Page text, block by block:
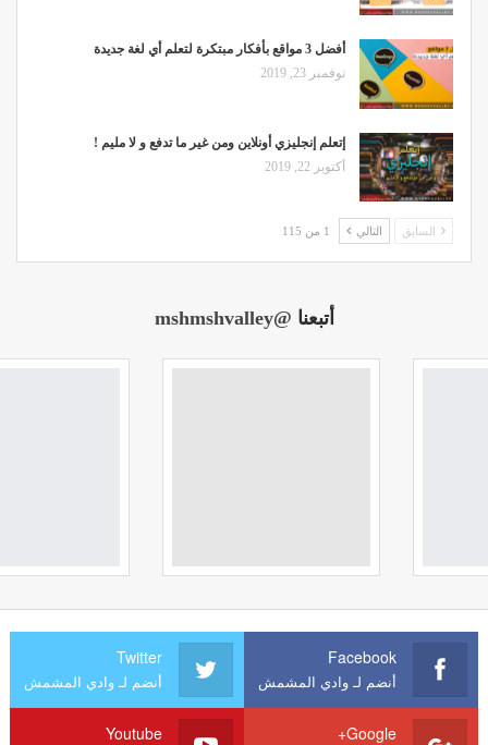
أفضل 3 مواقع بأفكار مبتكرة لتعلم أي لغة جديدة
نوفمبر 23, 2019
إتعلم إنجليزي أونلاين ومن غير ما تدفع و لا مليم !
أكتوبر 22, 2019
السابق التالي 1 من 115
أتبعنا @mshmshvalley
Facebook
أنضم لـ وادي المشمش
Twitter
أنضم لـ وادي المشمش
Google+
Youtube